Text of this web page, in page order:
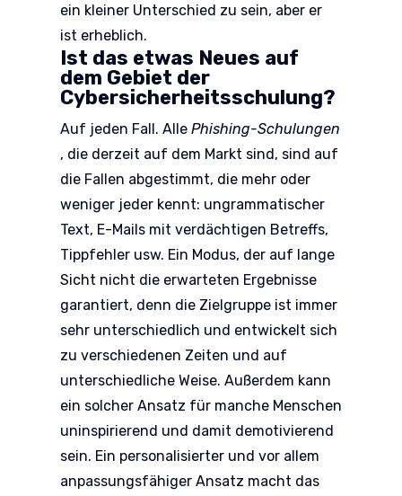
ein kleiner Unterschied zu sein, aber er
ist erheblich.
Ist das etwas Neues auf
dem Gebiet der
Cybersicherheitsschulung?
Auf jeden Fall. Alle Phishing-Schulungen
, die derzeit auf dem Markt sind, sind auf
die Fallen abgestimmt, die mehr oder
weniger jeder kennt: ungrammatischer
Text, E-Mails mit verdächtigen Betreffs,
Tippfehler usw. Ein Modus, der auf lange
Sicht nicht die erwarteten Ergebnisse
garantiert, denn die Zielgruppe ist immer
sehr unterschiedlich und entwickelt sich
zu verschiedenen Zeiten und auf
unterschiedliche Weise. Außerdem kann
ein solcher Ansatz für manche Menschen
uninspirierend und damit demotivierend
sein. Ein personalisierter und vor allem
anpassungsfähiger Ansatz macht das